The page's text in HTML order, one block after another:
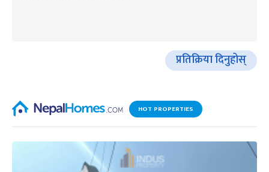
प्रतिक्रिया दिनुहोस्
HOT PROPERTIES